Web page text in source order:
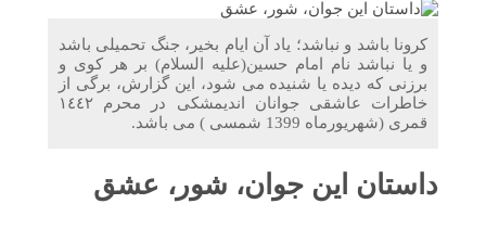
دیدار دبیر موسسه فرهنگی مردمی نغمه های عشق با ریاست
اداره ورزش و جوانان اندیمشک
مراسم دورهمی خانوادگی با عنوان کافه شادی مهدوی به
مناسبت نیمه شعبان و دهه فجر و هفته ی جوان در اندیمشک
کرونا باشد و نباشد؛ یاد آن ایام بخیر، جنگ تحمیلی باشد
و یا نباشد نام امام حسین(علیه السلام) بر هر کوی و
برزنی که دیده یا شنیده می شود، این گزارش، برگی از
خاطرات عاشقی جوانان اندیمشکی در محرم ١٤٤٢
قمری (شهریورماه 1399 شمسی ) می باشد.
داستان این جوان، شور، عشق